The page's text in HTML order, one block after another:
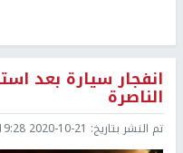
انفجار سيارة بعد
الناصرة
تم النشر بتاريخ: 2020-10-21 19:28